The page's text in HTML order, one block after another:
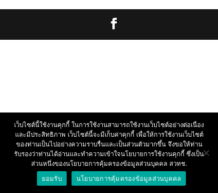
เว็บไซต์นี้ใช้งานคุกกี้ ในการใช้งานสามารถใช้งานเว็บไซต์อย่างต่อเนื่อง
และมีประสิทธิภาพ เว็บไซต์นี้จะมีเก็บค่าคุกกี้ เพื่อให้การใช้งานเว็บไซต์
ของท่านเป็นไปอย่างความราบรื่นและเป็นส่วนตัวมากขึ้น จึงขอให้ท่าน
รับรองว่าท่านได้อ่านและทำความเข้าใจนโยบายการใช้งานคุกกี้ ซึ่งเป็น
ส่วนหนึ่งของนโยบายการคุ้มครองข้อมูลส่วนบุคคล สวทช.
ยอมรับ
นโยบายการคุ้มครองข้อมูลส่วนบุคคล